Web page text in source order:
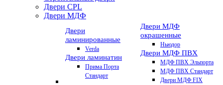
Двери CРL
Двери МДФ
Двери
ламинированные
Verda
Двери ламинатин
Прима Порта
Стандарт
Двери МДФ
окрашенные
Ньюдор
Двери МДФ ПВХ
МДФ ПВХ Эльпорта
МДФ ПВХ Стандарт
Двери МДФ FIX